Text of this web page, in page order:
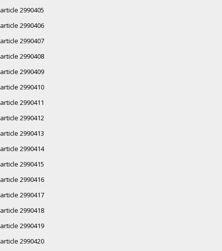
article 2990405
article 2990406
article 2990407
article 2990408
article 2990409
article 2990410
article 2990411
article 2990412
article 2990413
article 2990414
article 2990415
article 2990416
article 2990417
article 2990418
article 2990419
article 2990420